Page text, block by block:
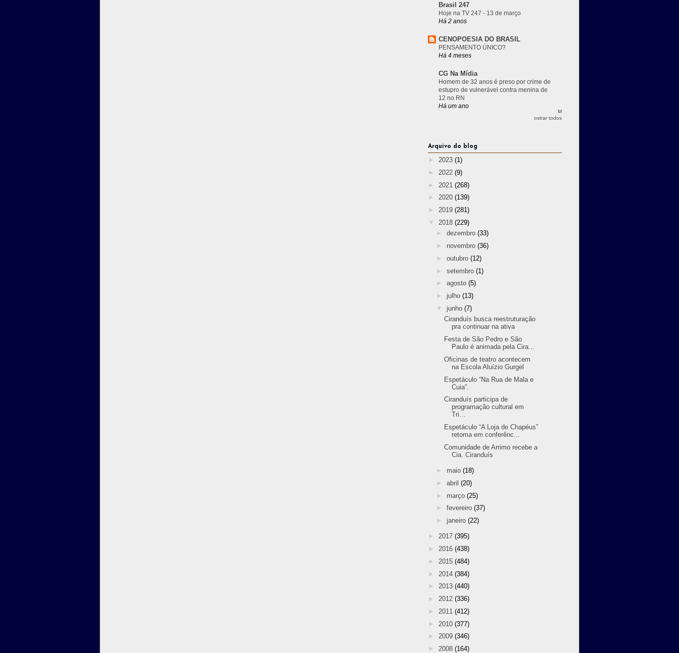
Brasil 247
Hoje na TV 247 - 13 de março
Há 2 anos
CENOPOESIA DO BRASIL
PENSAMENTO ÚNICO?
Há 4 meses
CG Na Mídia
Homem de 32 anos é preso por crime de
estupro de vulnerável contra menina de
12 no RN
Há um ano
M
ostrar todos
Arquivo do blog
► 2023 (1)
► 2022 (9)
► 2021 (268)
► 2020 (139)
► 2019 (281)
▼ 2018 (229)
► dezembro (33)
► novembro (36)
► outubro (12)
► setembro (1)
► agosto (5)
► julho (13)
▼ junho (7)
Ciranduís busca reestruturação
pra continuar na ativa
Festa de São Pedro e São
Paulo é animada pela Cira...
Oficinas de teatro acontecem
na Escola Aluízio Gurgel
Espetáculo “Na Rua de Mala e
Cuia”.
Ciranduís participa de
programação cultural em
Tri...
Espetáculo “A Loja de Chapéus”
retoma em conferênc...
Comunidade de Arrimo recebe a
Cia. Ciranduís
► maio (18)
► abril (20)
► março (25)
► fevereiro (37)
► janeiro (22)
► 2017 (395)
► 2016 (438)
► 2015 (484)
► 2014 (384)
► 2013 (440)
► 2012 (336)
► 2011 (412)
► 2010 (377)
► 2009 (346)
► 2008 (164)